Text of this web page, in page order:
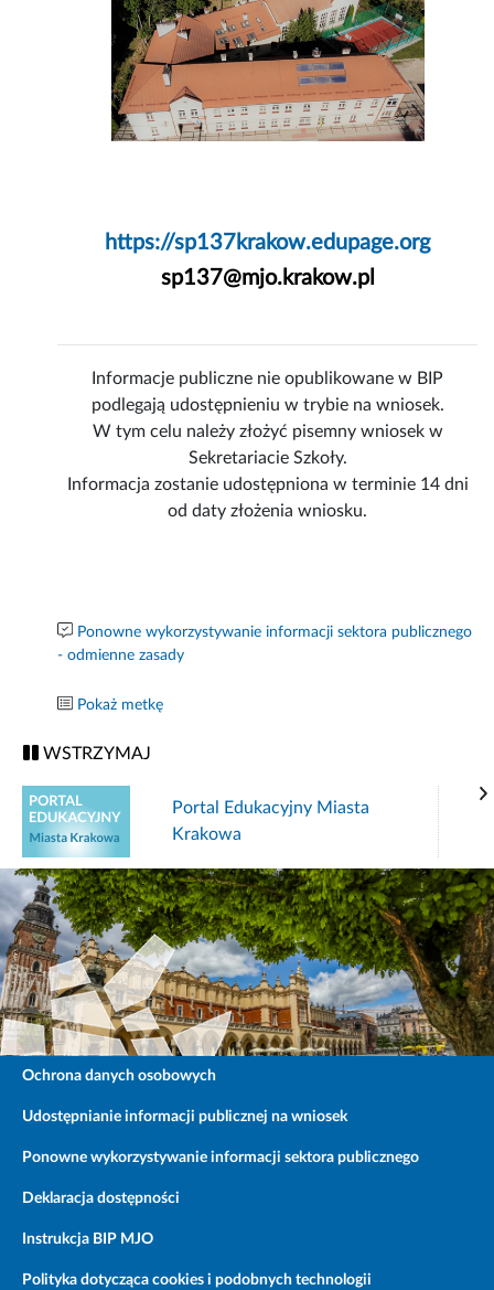
https://sp137krakow.edupage.org
sp137@mjo.krakow.pl
Informacje publiczne nie opublikowane w BIP
podlegają udostępnieniu w trybie na wniosek.
W tym celu należy złożyć pisemny wniosek w
Sekretariacie Szkoły.
Informacja zostanie udostępniona w terminie 14 dni
od daty złożenia wniosku.
Ponowne wykorzystywanie informacji sektora publicznego
- odmienne zasady
Pokaż metkę
WSTRZYMAJ
Portal Edukacyjny Miasta
Krakowa
Ochrona danych osobowych
Udostępnianie informacji publicznej na wniosek
Ponowne wykorzystywanie informacji sektora publicznego
Deklaracja dostępności
Instrukcja BIP MJO
Polityka dotycząca cookies i podobnych technologii